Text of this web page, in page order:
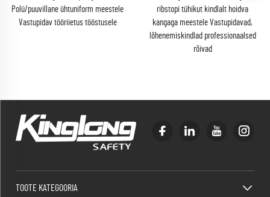
Polü/puuvillane ühtuniform meestele
Vastupidav tööriietus tööstusele
ribstopi tühikut kindlalt hoidva
kangaga meestele Vastupidavad,
lõhenemiskindlad professionaalsed
rõivad
TOOTE KATEGOORIA